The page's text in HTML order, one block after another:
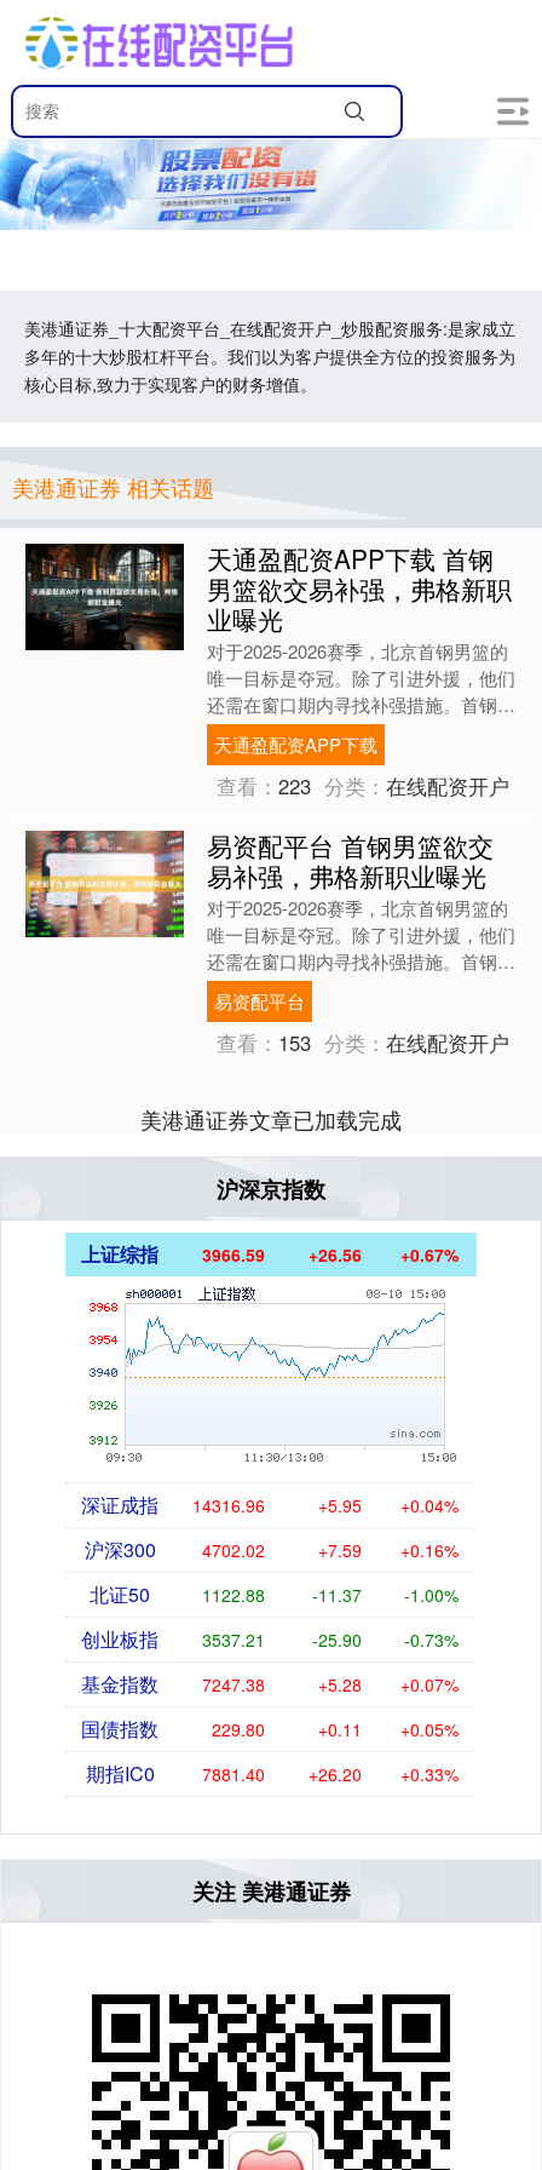
美港通证券_十大配资平台_在线配资开户_炒股配资服务:是家成立
多年的十大炒股杠杆平台。我们以为客户提供全方位的投资服务为
核心目标,致力于实现客户的财务增值。
美港通证券 相关话题
天通盈配资APP下载 首钢
男篮欲交易补强，弗格新职
业曝光
对于2025-2026赛季，北京首钢男篮的
唯一目标是夺冠。除了引进外援，他们
还需在窗口期内寻找补强措施。首钢男
篮的明显短板在于锋线上曾凡博离队后
的空缺。尽管雷蒙....
天通盈配资APP下载
查看：223 分类：在线配资开户
易资配平台 首钢男篮欲交
易补强，弗格新职业曝光
对于2025-2026赛季，北京首钢男篮的
唯一目标是夺冠。除了引进外援，他们
还需在窗口期内寻找补强措施。首钢男
篮的明显短板在于锋线上曾凡博离队后
的空缺。尽管雷蒙....
易资配平台
查看： 153 分类：在线配资开户
美港通证券文章已加载完成
沪深京指数
上证综指 3966.59 +26.56 +0.67%
深证成指 14316.96 +5.95 +0.04%
沪深300 4702.02 +7.59 +0.16%
北证50 1122.88 -11.37 -1.00%
创业板指 3537.21 -25.90 -0.73%
基金指数 7247.38 +5.28 +0.07%
国债指数 229.80 +0.11 +0.05%
期指IC0 7881.40 +26.20 +0.33%
关注 美港通证券